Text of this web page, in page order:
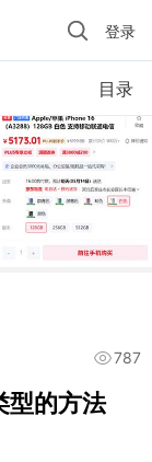
登录
目录
最低价
787
型的方法